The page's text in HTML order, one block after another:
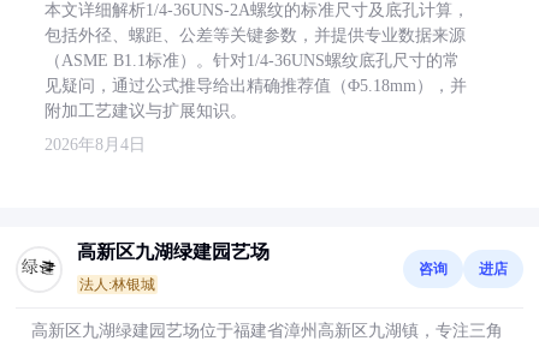
本文详细解析1/4-36UNS-2A螺纹的标准尺寸及底孔计算，
包括外径、螺距、公差等关键参数，并提供专业数据来源
（ASME B1.1标准）。针对1/4-36UNS螺纹底孔尺寸的常
见疑问，通过公式推导给出精确推荐值（Φ5.18mm），并
附加工艺建议与扩展知识。
2026年8月4日
高新区九湖绿建园艺场
法人:林银城
咨询 进店
高新区九湖绿建园艺场位于福建省漳州高新区九湖镇，专注三角